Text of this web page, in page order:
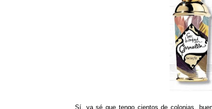
Sí, ya sé que tengo cientos de colonias,